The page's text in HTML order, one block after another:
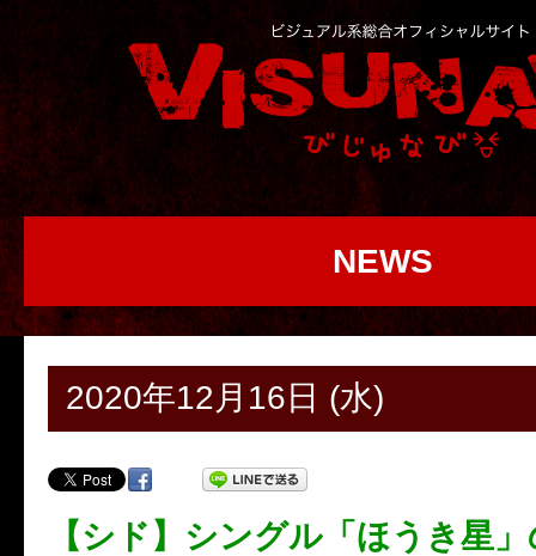
NEWS
2020年12月16日 (水)
【シド】シングル「ほうき星